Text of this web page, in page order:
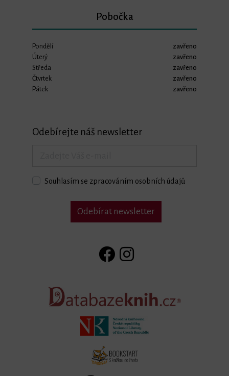
Pobočka
Pondělí
zavřeno
Úterý
zavřeno
Středa
zavřeno
Čtvrtek
zavřeno
Pátek
zavřeno
Odebírejte náš newsletter
Souhlasím se zpracováním osobních údajů
Odebírat newsletter